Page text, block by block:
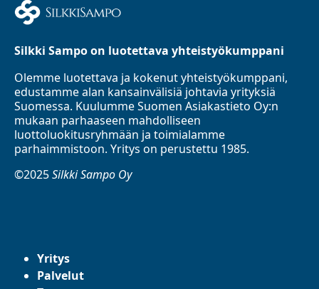
Silkki Sampo on luotettava yhteistyökumppani
Olemme luotettava ja kokenut yhteistyökumppani,
edustamme alan kansainvälisiä johtavia yrityksiä
Suomessa. Kuulumme Suomen Asiakastieto Oy:n
mukaan parhaaseen mahdolliseen
luottoluokitusryhmään ja toimialamme
parhaimmistoon. Yritys on perustettu 1985.
©2025Silkki Sampo Oy
Yritys
Palvelut